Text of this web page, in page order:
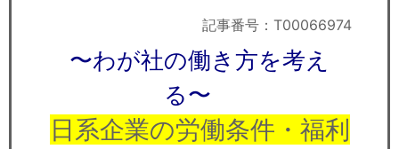
飲食店情報
記事番号：T00066974
〜わが社の働き方を考え
る〜
日系企業の労働条件・福利